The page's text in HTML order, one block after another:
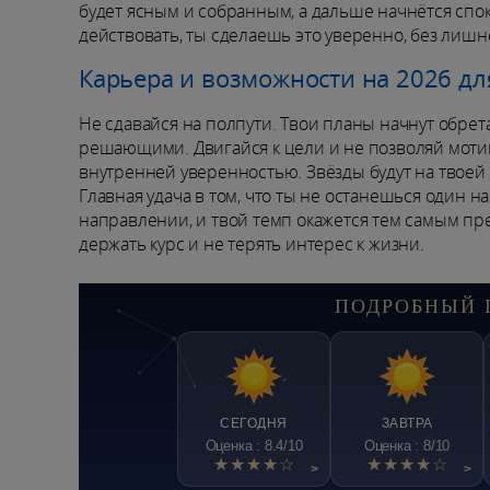
будет ясным и собранным, а дальше начнётся
действовать, ты сделаешь это уверенно, без
Карьера и возможности на 2026
Не сдавайся на полпути. Твои планы начнут
решающими. Двигайся к цели и не позволяй
внутренней уверенностью. Звёзды будут на
Главная удача в том, что ты не останешься один
направлении, и твой темп окажется тем самым
держать курс и не терять интерес к жизни.
ПОДРОБНЫЙ
СЕГОДНЯ
Оценка : 8.4/10
★★★★☆ >
ЗАВТРА
Оценка : 8/10
★★★★☆ >